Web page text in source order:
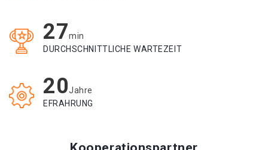
27min
DURCHSCHNITTLICHE WARTEZEIT
20Jahre
EFRAHRUNG